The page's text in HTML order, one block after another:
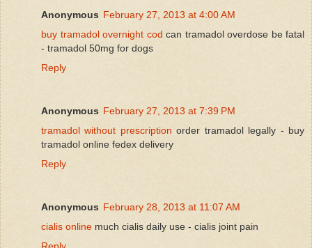
Anonymous February 27, 2013 at 4:00 AM
buy tramadol overnight cod can tramadol overdose be fatal
- tramadol 50mg for dogs
Reply
Anonymous February 27, 2013 at 7:39 PM
tramadol without prescription order tramadol legally - buy
tramadol online fedex delivery
Reply
Anonymous February 28, 2013 at 11:07 AM
cialis online much cialis daily use - cialis joint pain